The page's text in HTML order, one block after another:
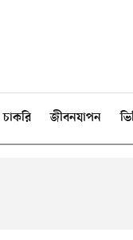
চাকরি জীবনযাপন